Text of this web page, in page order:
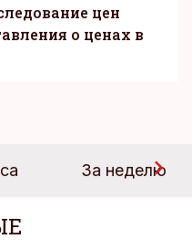
цен
о ценах в
За неделю